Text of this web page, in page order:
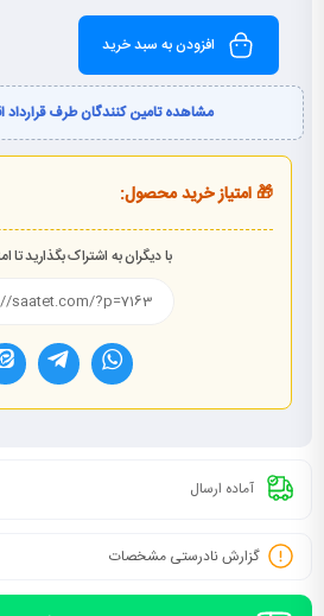
افزودن به سبد خرید
مشاهده تامین کنندگان طرف قرارداد
🎁 امتیاز خرید محصول:
با دیگران به اشتراک بگذارید تا
آماده ارسال
گزارش نادرستی مشخصات